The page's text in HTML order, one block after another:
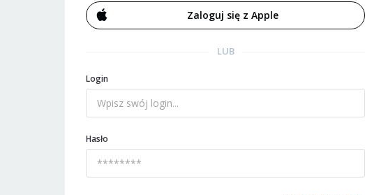
Zaloguj się z Apple
LUB
Login
Hasło